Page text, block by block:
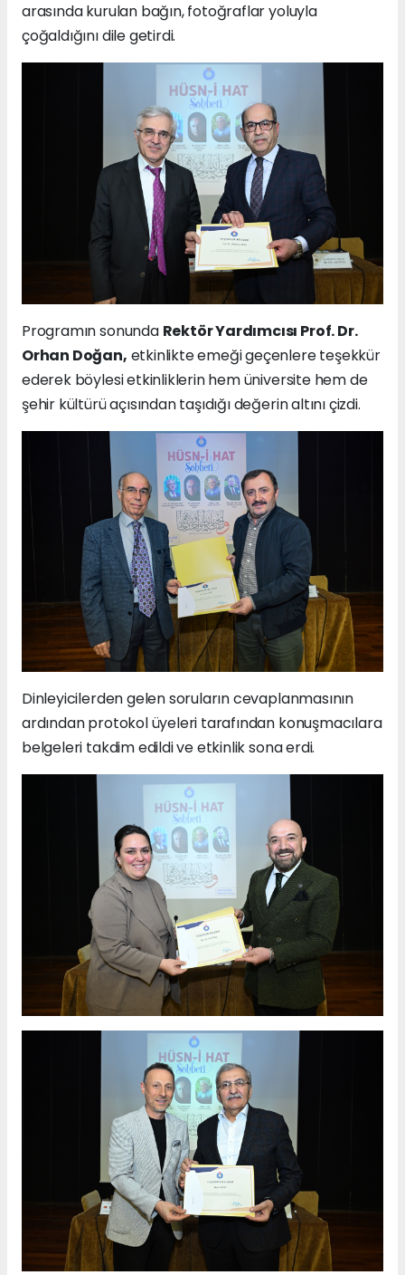
arasında kurulan bağın, fotoğraflar yoluyla
çoğaldığını dile getirdi.
Programın sonunda Rektör Yardımcısı Prof. Dr.
Orhan Doğan, etkinlikte emeği geçenlere teşekkür
ederek böylesi etkinliklerin hem üniversite hem de
şehir kültürü açısından taşıdığı değerin altını çizdi.
Dinleyicilerden gelen soruların cevaplanmasının
ardından protokol üyeleri tarafından konuşmacılara
belgeleri takdim edildi ve etkinlik sona erdi.